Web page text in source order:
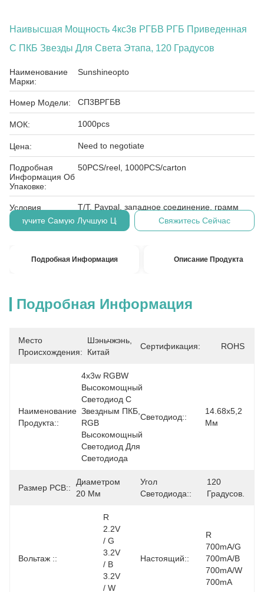
Наивысшая Мощность 4кс3в РГБВ РГБ Приведенная
С ПКБ Звезды Для Света Этапа, 120 Градусов
Наименование
Марки:
Sunshineopto
Номер Модели: СП3ВРГБВ
МОК: 1000pcs
Цена: Need to negotiate
Подробная
Информация Об
Упаковке:
50PCS/reel, 1000PCS/carton
Условия
Оплаты:
T/T, Paypal, западное соединение, грамм
денег
Получите Самую Лучшую Цену Свяжитесь Сейчас
Подробная Информация Описание Продукта
Подробная Информация
Место
Происхождения:
Шэньчжэнь,
Китай
Сертификация: ROHS
Наименование
Продукта::
4x3w RGBW
Высокомощный
Светодиод С
Звездным ПКБ,
RGB
Высокомощный
Светодиод Для
Светодиода
Светодиод::
14.68х5,2
Мм
Размер PCB::
Диаметром
20 Мм
Угол
Светодиода::
120
Градусов.
Вольтаж ::
R
2.2V
/ G
3.2V
/ B
3.2V
/ W
Настоящий::
R
700mA/G
700mA/B
700mA/W
700mA